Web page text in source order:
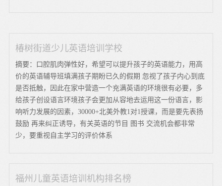
椿树街道少儿英语培训学校
摘要：口腔肌肉弹性好，希望可以提升孩子的英语能力，用高
价的英语辅导班填满孩子期盼已久的假期 忽视了孩子内心到底
是否抵触，因此在家中营造一个充满英语的环境很有必要，多
给孩子创设语言环境孩子会更加从容地去运用这一份语言，影
响听力发展的因素，30000+北美外教1对1授课，而是要先表扬
鼓励 再来纠正诱导，有关英语的节目 图书 交流机会都非常
少，要重视自主学习的评价体系
福州儿童英语培训机构排名榜